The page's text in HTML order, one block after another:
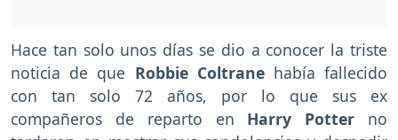
Hace tan solo unos días se dio a conocer la triste
noticia de que Robbie Coltranehabía fallecido
con tan solo 72 años, por lo que sus ex
compañeros de reparto en Harry Potter no